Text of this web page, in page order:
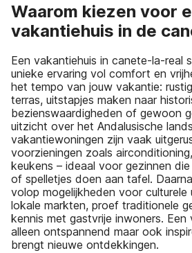
Waarom kiezen voor
vakantiehuis in de
Een vakantiehuis in canete-la-real
unieke ervaring vol comfort en
het tempo van jouw vakantie:
terras, uitstapjes maken naar
bezienswaardigheden of gewoon
uitzicht over het Andalusische
vakantiewoningen zijn vaak
voorzieningen zoals
keukens – ideaal voor gezinnen
of spelletjes doen aan tafel.
volop mogelijkheden voor culturele
lokale markten, proef traditionele
kennis met gastvrije inwoners. Een
alleen ontspannend maar ook
brengt nieuwe ontdekkingen.